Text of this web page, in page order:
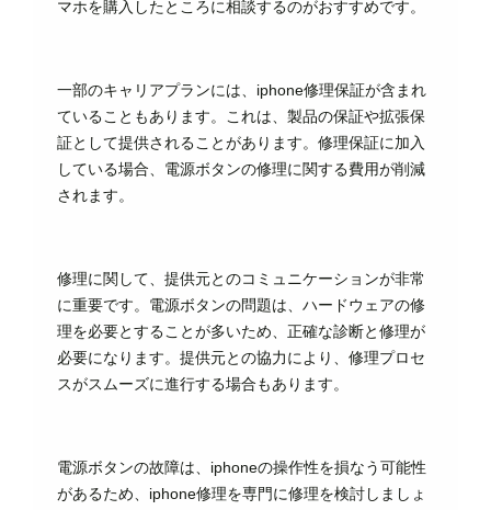
マホを購入したところに相談するのがおすすめです。
一部のキャリアプランには、iphone修理保証が含まれ
ていることもあります。これは、製品の保証や拡張保
証として提供されることがあります。修理保証に加入
している場合、電源ボタンの修理に関する費用が削減
されます。
修理に関して、提供元とのコミュニケーションが非常
に重要です。電源ボタンの問題は、ハードウェアの修
理を必要とすることが多いため、正確な診断と修理が
必要になります。提供元との協力により、修理プロセ
スがスムーズに進行する場合もあります。
電源ボタンの故障は、iphoneの操作性を損なう可能性
があるため、iphone修理を専門に修理を検討しましょ